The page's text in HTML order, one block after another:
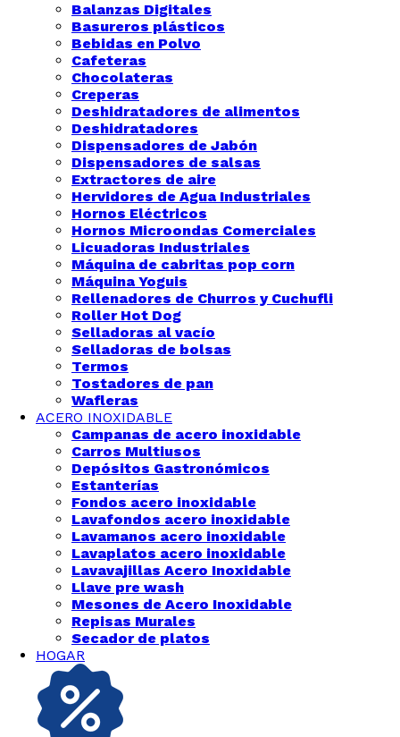
Balanzas Digitales
Basureros plásticos
Bebidas en Polvo
Cafeteras
Chocolateras
Creperas
Deshidratadores de alimentos
Deshidratadores
Dispensadores de Jabón
Dispensadores de salsas
Extractores de aire
Hervidores de Agua Industriales
Hornos Eléctricos
Hornos Microondas Comerciales
Licuadoras Industriales
Máquina de cabritas pop corn
Máquina Yoguis
Rellenadores de Churros y Cuchufli
Roller Hot Dog
Selladoras al vacío
Selladoras de bolsas
Termos
Tostadores de pan
Wafleras
ACERO INOXIDABLE
Campanas de acero inoxidable
Carros Multiusos
Depósitos Gastronómicos
Estanterías
Fondos acero inoxidable
Lavafondos acero inoxidable
Lavamanos acero inoxidable
Lavaplatos acero inoxidable
Lavavajillas Acero Inoxidable
Llave pre wash
Mesones de Acero Inoxidable
Repisas Murales
Secador de platos
HOGAR